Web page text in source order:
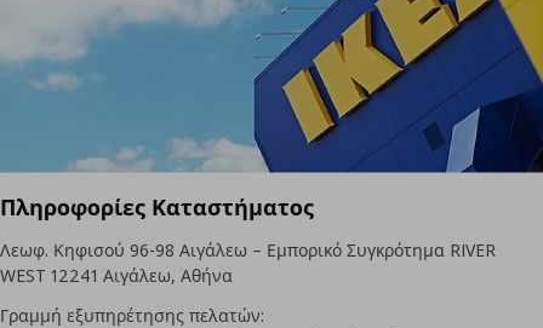
Πληροφορίες Καταστήματος
Λεωφ. Κηφισού 96-98 Αιγάλεω – Εμπορικό Συγκρότημα RIVER
WEST 12241 Αιγάλεω, Αθήνα
Γραμμή εξυπηρέτησης πελατών: